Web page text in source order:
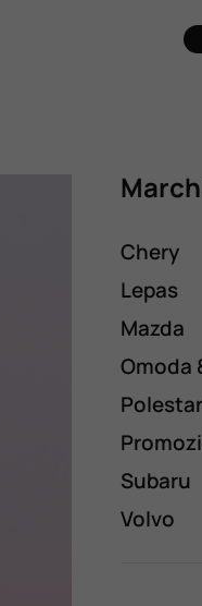
Chery
Lepas
Mazda
Omoda
Polestar
Subaru
Volvo